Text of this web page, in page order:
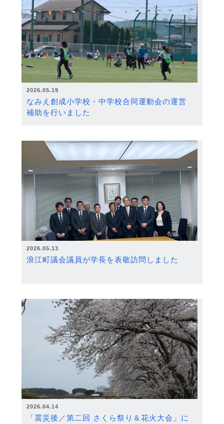
2026.05.19
なみえ創成小学校・中学校合同運動会の運営
補助を行いました
2026.05.13
浪江町議会議員が学長を表敬訪問しました
2026.04.14
「震災後／第二回 さくら祭り＆花火大会」に